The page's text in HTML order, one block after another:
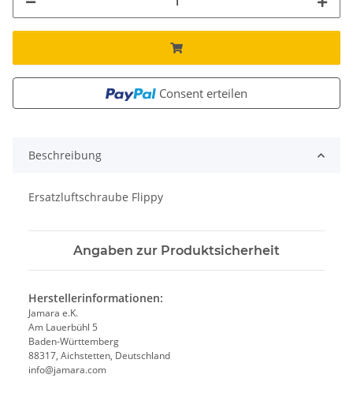
Consent erteilen
Beschreibung
Ersatzluftschraube Flippy
Angaben zur Produktsicherheit
Herstellerinformationen:
Jamara e.K.
Am Lauerbühl 5
Baden-Württemberg
88317, Aichstetten, Deutschland
info@jamara.com